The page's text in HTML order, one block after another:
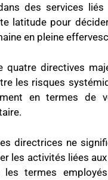
des services
latitude pour
en pleine
quatre directives
les risques
en termes de
directrices ne
les activités liées
termes